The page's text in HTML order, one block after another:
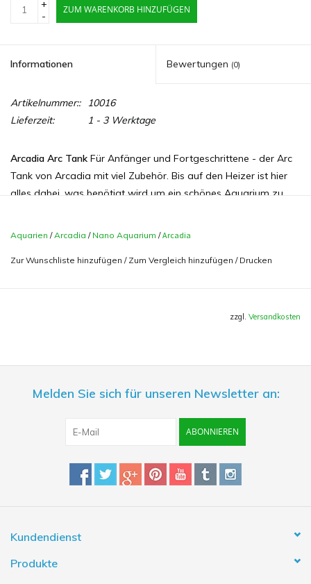
+
-
ZUM WARENKORB HINZUFÜGEN
Informationen Bewertungen (0)
Artikelnummer::
10016
Lieferzeit:
1 - 3 Werktage
Arcadia Arc Tank Für Anfänger und Fortgeschrittene - der Arc
Tank von Arcadia mit viel Zubehör. Bis auf den Heizer ist hier
alles dabei, was benötigt wird um ein schönes Aquarium zu
Qualitativ hochwertiges 5 mm Glas
- Lampe inklusive Leuchtmittel
Maße: Breit: 30 cm Hoch: 27 cm Tief: 23 cm
Aquarien /Arcadia / Nano Aquarium /Arcadia
Zur Wunschliste hinzufügen / Zum Vergleich hinzufügen / Drucken
zzgl. Versandkosten
Melden Sie sich für unseren Newsletter an:
ABONNIEREN
Kundendienst
Produkte